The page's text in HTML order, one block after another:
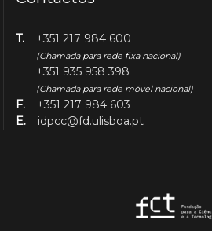
T. +351 217 984 600
(Chamada para rede fixa nacional)
+351 935 958 398
(Chamada para rede móvel nacional)
F.
+351 217 984 603
E.
idpcc@fd.ulisboa.pt